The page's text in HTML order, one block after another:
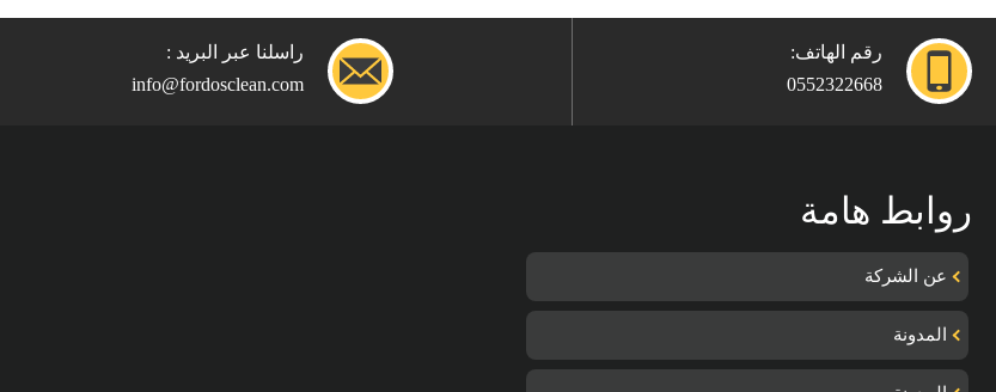
رقم الهاتف:
0552322668
راسلنا عبر البريد :
info@fordosclean.com
روابط هامة
عن الشركة
المدونة